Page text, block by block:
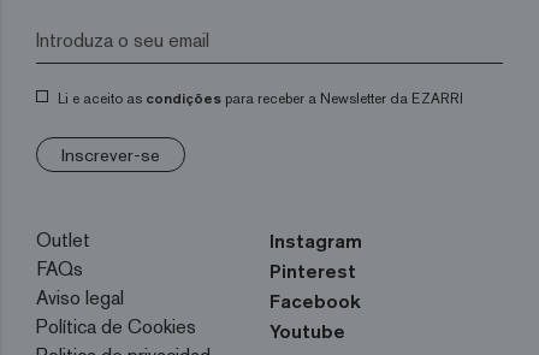
Li e aceito as condições para receber a Newsletter da EZARRI
Inscrever-se
Outlet
FAQs
Aviso legal
Política de Cookies
Instagram
Pinterest
Facebook
Youtube